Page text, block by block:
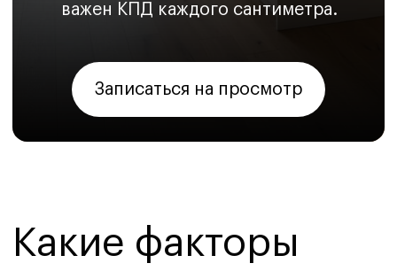
влияют
ремонта студии
и в чем
сложность?
являются необходимость грамотного
зонирования ограниченного пространства,
требования к многофункциональности